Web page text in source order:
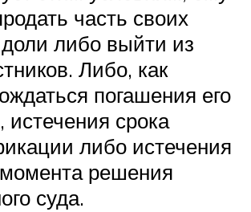
часть своих
либо выйти из
Либо, как
погашения его
истечения срока
либо истечения
решения
суда.